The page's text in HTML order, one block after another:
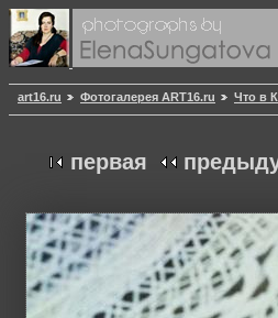
art16.ru Фотогалерея ART16.ru Что в
первая